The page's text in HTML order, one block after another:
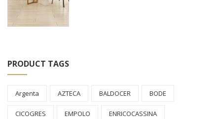
PRODUCT TAGS
Argenta AZTECA BALDOCER BODE
CICOGRES EMPOLO ENRICOCASSINA